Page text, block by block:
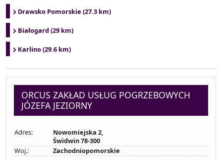
Drawsko Pomorskie (27.3 km)
Białogard (29 km)
Karlino (29.6 km)
ORCUS ZAKŁAD USŁUG POGRZEBOWYCH
JÓZEFA JEZIORNY
Adres:
Nowomiejska 2,
Świdwin 78-300
Woj.:
Zachodniopomorskie